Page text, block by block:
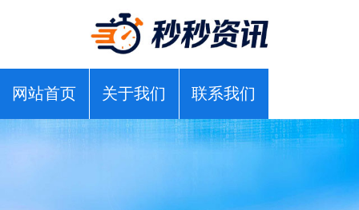
网站首页 关于我们 联系我们